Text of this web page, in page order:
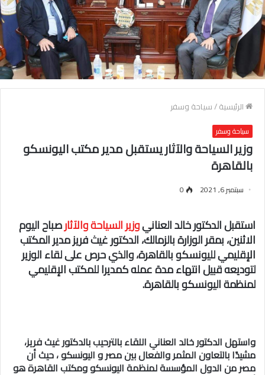
الرئيسية/سياحة وسفر
سياحة وسفر
وزير السياحة والآثار يستقبل مدير مكتب اليونسكو
بالقاهرة
سبتمبر 6, 2021 0
استقبل الدكتور خالد العنانيوزير السياحة والآثارصباح اليوم
الاثنين، بمقر الوزارة بالزمالك، الدكتور غيث فريز مدير المكتب
الإقليمي لليونسكو بالقاهرة، والذي حرص على لقاء الوزير
لتوديعه قبيل انتهاء مدة عمله كمديرا للمكتب الإقليمي
لمنظمة اليونسكو بالقاهرة.
واستهل الدكتور خالد العناني اللقاء بالترحيب بالدكتور غيث فريز،
مشيدًا بالتعاون المثمر والفعال بين مصر و اليونسكو ، حيث أن
مصر من الدول المؤسسة لمنظمة اليونسكو ومكتب القاهرة هو